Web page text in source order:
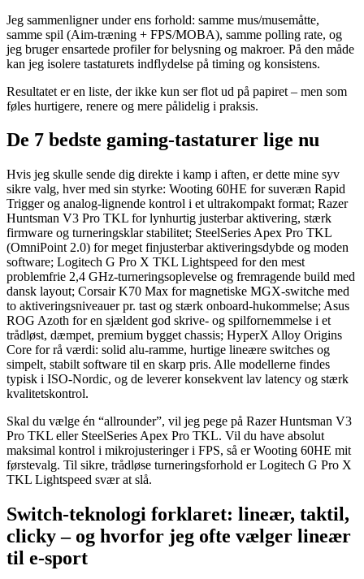
Jeg sammenligner under ens forhold: samme mus/musemåtte,
samme spil (Aim-træning + FPS/MOBA), samme polling rate, og
jeg bruger ensartede profiler for belysning og makroer. På den måde
kan jeg isolere tastaturets indflydelse på timing og konsistens.
Resultatet er en liste, der ikke kun ser flot ud på papiret – men som
føles hurtigere, renere og mere pålidelig i praksis.
De 7 bedste gaming-tastaturer lige nu
Hvis jeg skulle sende dig direkte i kamp i aften, er dette mine syv
sikre valg, hver med sin styrke: Wooting 60HE for suveræn Rapid
Trigger og analog-lignende kontrol i et ultrakompakt format; Razer
Huntsman V3 Pro TKL for lynhurtig justerbar aktivering, stærk
firmware og turneringsklar stabilitet; SteelSeries Apex Pro TKL
(OmniPoint 2.0) for meget finjusterbar aktiveringsdybde og moden
software; Logitech G Pro X TKL Lightspeed for den mest
problemfrie 2,4 GHz-turneringsoplevelse og fremragende build med
dansk layout; Corsair K70 Max for magnetiske MGX-switche med
to aktiveringsniveauer pr. tast og stærk onboard-hukommelse; Asus
ROG Azoth for en sjældent god skrive- og spilfornemmelse i et
trådløst, dæmpet, premium bygget chassis; HyperX Alloy Origins
Core for rå værdi: solid alu-ramme, hurtige lineære switches og
simpelt, stabilt software til en skarp pris. Alle modellerne findes
typisk i ISO-Nordic, og de leverer konsekvent lav latency og stærk
kvalitetskontrol.
Skal du vælge én “allrounder”, vil jeg pege på Razer Huntsman V3
Pro TKL eller SteelSeries Apex Pro TKL. Vil du have absolut
maksimal kontrol i mikrojusteringer i FPS, så er Wooting 60HE mit
førstevalg. Til sikre, trådløse turneringsforhold er Logitech G Pro X
TKL Lightspeed svær at slå.
Switch-teknologi forklaret: lineær, taktil,
clicky – og hvorfor jeg ofte vælger lineær
til e-sport